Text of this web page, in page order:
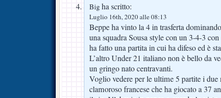
Big ha scritto:
Luglio 16th, 2020 alle 08:13
Beppe ha vinto la 4 in trasferta
una squadra Sousa style con un 3-4-3
ha fatto una partita in cui ha difeso ed è
L’altro Under 21 italiano non è bello da
un gringo nato centravanti.
Voglio vedere per le ultime 5 partite i
clamoroso francese che ha giocato a 37